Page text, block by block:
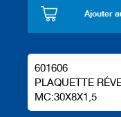
Ajouter
601606
PLAQUETTE
MC:30X8X1,5